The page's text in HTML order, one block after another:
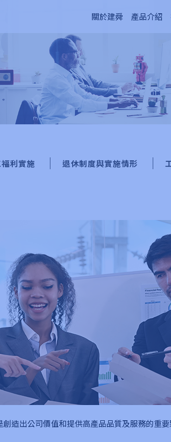
關於建舜 產品介紹
利實施 退休制度與實施情形
造出公司價值和提供高產品品質及服務的重